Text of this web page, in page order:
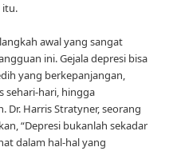
itu.
awal yang sangat
ini. Gejala depresi bisa
yang berkepanjangan,
sehari-hari, hingga
Dr. Harris Stratyner, seorang
“Depresi bukanlah sekadar
dalam hal-hal yang